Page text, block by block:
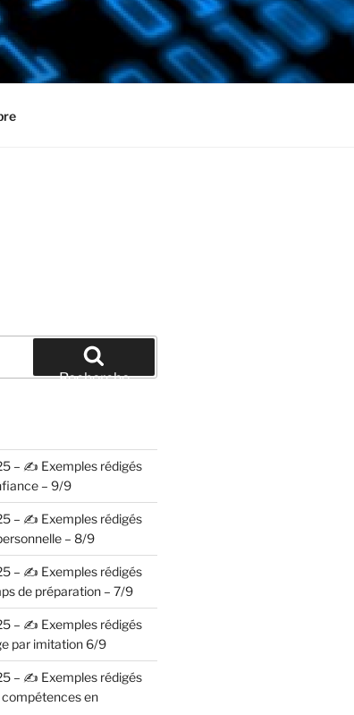
Recherche
– ✍️ Exemples rédigés
– 9/9
– ✍️ Exemples rédigés
– 8/9
– ✍️ Exemples rédigés
de préparation – 7/9
– ✍️ Exemples rédigés
par imitation 6/9
– ✍️ Exemples rédigés
compétences en